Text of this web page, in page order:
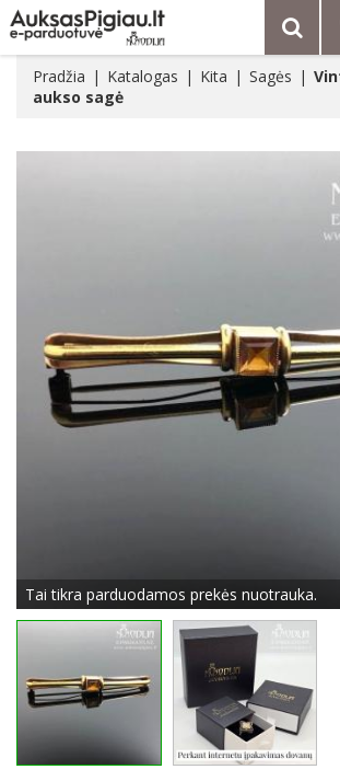
Pradžia Katalogas Kita Sagės
aukso sagė
Tai tikra parduodamos prekės nuotrauka.